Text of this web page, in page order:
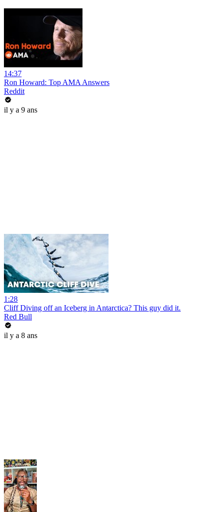
14:37
Ron Howard: Top AMA Answers
Reddit
il y a 9 ans
1:28
Cliff Diving off an Iceberg in Antarctica? This guy did it.
Red Bull
il y a 8 ans